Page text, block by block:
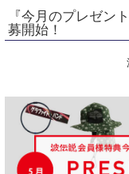
ログイン
WAVE HUNTER波予
気象情報
『今月のプレゼン
募開始！
Core Surf Japan
アート＆エンタメ
コラム